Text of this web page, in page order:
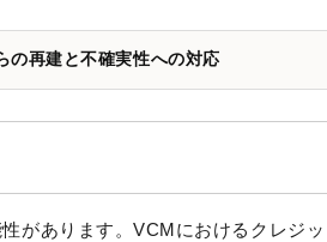
再建と不確実性への対応
があります。VCMにおけるクレジ